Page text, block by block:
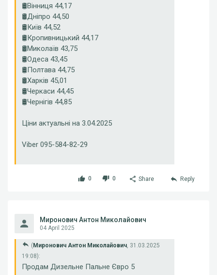
🛢Вінниця 44,17
🛢Дніпро 44,50
🛢Київ 44,52
🛢Кропивницький 44,17
🛢Миколаїв 43,75
🛢Одеса 43,45
🛢Полтава 44,75
🛢Харків 45,01
🛢Черкаси 44,45
🛢Чернігів 44,85
Ціни актуальні на 3.04.2025
Viber 095-584-82-29
0 0 Share Reply
Миронович Антон Миколайович
04 April 2025
( Миронович Антон Миколайович, 31.03.2025
19:08):
Продам Дизельне Пальне Євро 5